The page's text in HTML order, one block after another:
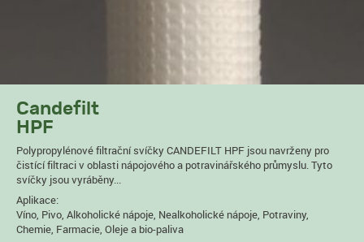
Candefilt
HPF
Polypropylénové filtrační svíčky CANDEFILT HPF jsou navrženy pro
čistící filtraci v oblasti nápojového a potravinářského průmyslu. Tyto
svíčky jsou vyráběny...
Aplikace:
Víno, Pivo, Alkoholické nápoje, Nealkoholické nápoje, Potraviny,
Chemie, Farmacie, Oleje a bio-paliva